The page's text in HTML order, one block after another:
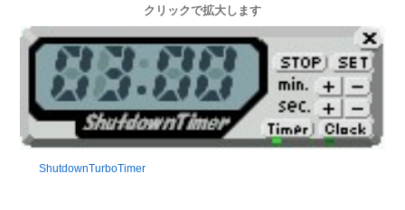
クリックで拡大します
ShutdownTurboTimer